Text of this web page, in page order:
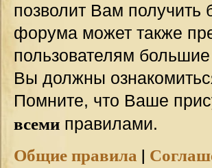
позволит Вам
форума может также
пользователям
Вы должны
Помните, что Ваше
всеми правилами.
Общие правила |